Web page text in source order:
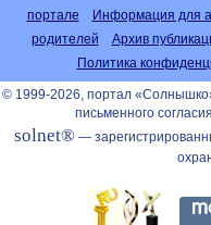
портале
Информация для
родителей
Архив
Политика
© 1999-2026, портал
письменного
solnet® —